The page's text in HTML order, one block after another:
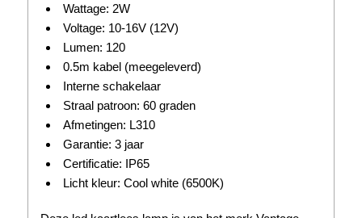
Wattage: 2W
Voltage: 10-16V (12V)
Lumen: 120
0.5m kabel (meegeleverd)
Interne schakelaar
Straal patroon: 60 graden
Afmetingen: L310
Garantie: 3 jaar
Certificatie: IP65
Licht kleur: Cool white (6500K)